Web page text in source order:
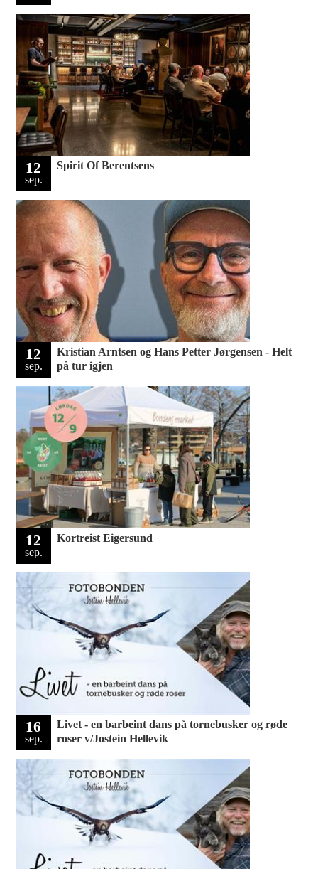
12
sep.
Spirit Of Berentsens
12
sep.
Kristian Arntsen og Hans Petter Jørgensen - Helt
på tur igjen
12
sep.
Kortreist Eigersund ‍
16
sep.
Livet - en barbeint dans på tornebusker og røde
roser v/Jostein Hellevik